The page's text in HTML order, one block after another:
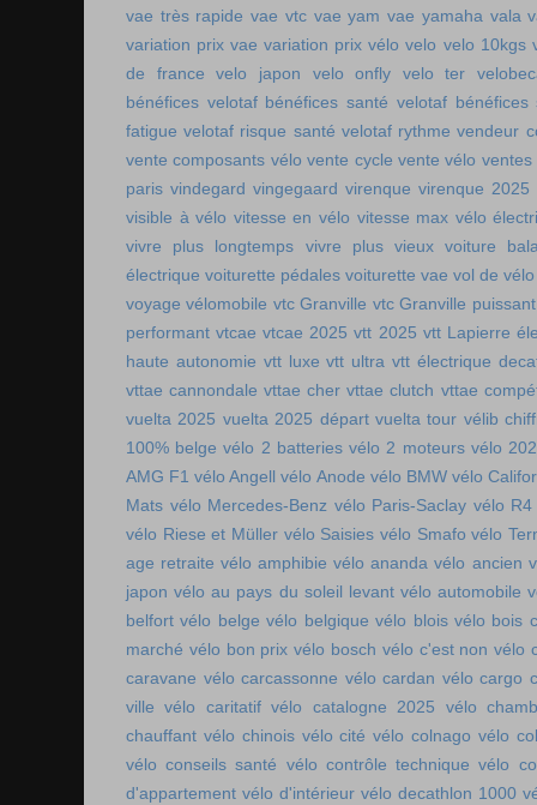
vae très rapide vae vtc vae yam vae yamaha vala
variation prix vae variation prix vélo velo velo 10kgs
de france
velo japon velo onfly velo ter
bénéfices velotaf bénéfices santé velotaf
fatigue velotaf risque santé velotaf rythme vendeur
vente composants vélo vente cycle vente vélo ventes
paris vindegard vingegaard virenque virenque 2025
visible à vélo vitesse en vélo vitesse max vélo
vivre plus longtemps
vivre plus vieux voiture
électrique voiturette pédales voiturette vae vol de
voyage vélomobile vtc Granville vtc Granville puissant
performant vtcae vtcae 2025 vtt 2025 vtt Lapierre
haute autonomie vtt luxe vtt ultra vtt électrique
vttae cannondale vttae cher vttae clutch vttae
vuelta 2025 vuelta 2025 départ vuelta tour vélib
100% belge vélo 2 batteries vélo 2 moteurs vélo
AMG F1 vélo Angell vélo Anode vélo BMW vélo
Mats vélo Mercedes-Benz vélo Paris-Saclay vélo R4
vélo Riese et Müller vélo Saisies vélo Smafo vélo
age retraite vélo amphibie vélo ananda vélo ancien
japon vélo au pays du soleil levant vélo automobile
belfort vélo belge vélo belgique vélo blois vélo bois
marché vélo bon prix vélo bosch vélo c'est non vélo
caravane vélo carcassonne vélo cardan vélo cargo
ville vélo caritatif vélo catalogne 2025
vélo
chauffant vélo chinois vélo cité vélo colnago vélo
vélo conseils santé vélo contrôle technique vélo
d'appartement vélo d'intérieur vélo decathlon 1000